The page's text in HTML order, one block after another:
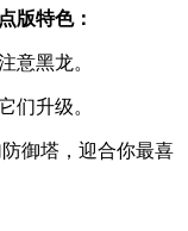
版特色：
意黑龙。
们升级。
御塔，迎合你最喜